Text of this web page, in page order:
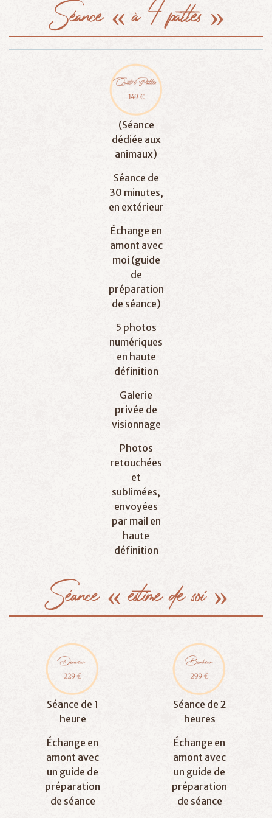
Séance«à4pattes»
(Séance
dédiée aux
animaux)
Séance de
30 minutes,
en extérieur
Échange en
amont avec
moi (guide
de
préparation
de séance)
5 photos
numériques
en haute
définition
Galerie
privée de
visionnage
Photos
retouchées
et
sublimées,
envoyées
par mail en
haute
définition
Séance«estimedesoi»
Séance de 1
heure
Échange en
amont avec
un guide de
préparation
de séance
Séance de 2
heures
Échange en
amont avec
un guide de
préparation
de séance